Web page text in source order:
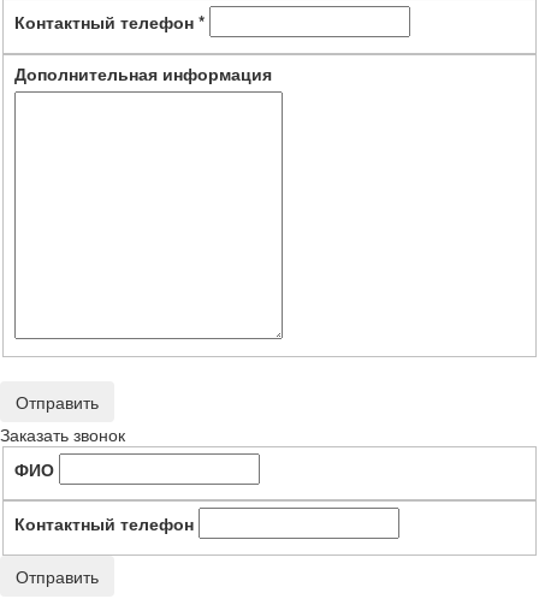
Контактный телефон *
Дополнительная информация
Отправить
Заказать звонок
ФИО
Контактный телефон
Отправить